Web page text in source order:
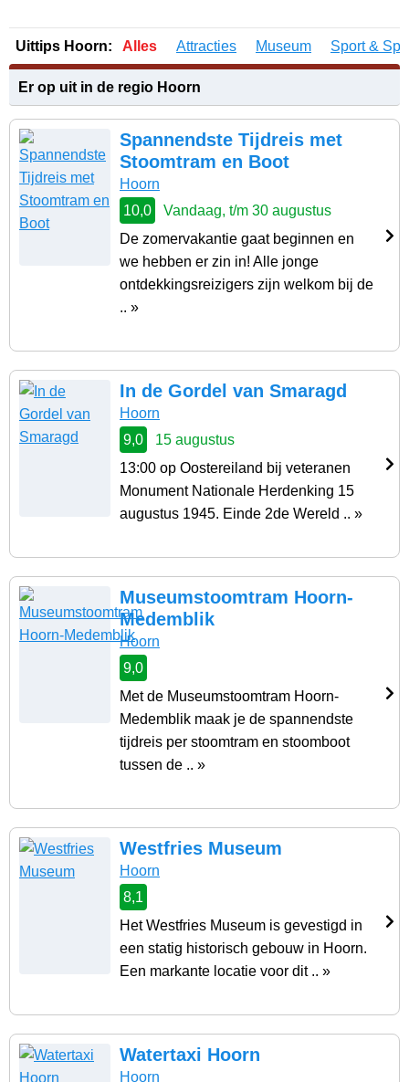
Uittips Hoorn: Alles Attracties Museum Sport &
Er op uit in de regio Hoorn
Spannendste Tijdreis met
Stoomtram en Boot
Hoorn
10,0
Vandaag, t/m 30 augustus
De zomervakantie gaat beginnen en
we hebben er zin in! Alle jonge
ontdekkingsreizigers zijn welkom bij de
.. »
In de Gordel van Smaragd
Hoorn
9,0
15 augustus
13:00 op Oostereiland bij veteranen
Monument Nationale Herdenking 15
augustus 1945. Einde 2de Wereld .. »
Museumstoomtram Hoorn-
Medemblik
Hoorn
9,0
Met de Museumstoomtram Hoorn-
Medemblik maak je de spannendste
tijdreis per stoomtram en stoomboot
tussen de .. »
Westfries Museum
Hoorn
8,1
Het Westfries Museum is gevestigd in
een statig historisch gebouw in Hoorn.
Een markante locatie voor dit .. »
Watertaxi Hoorn
Hoorn